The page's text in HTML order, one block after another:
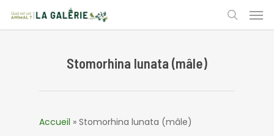
main
search
Stomorhina lunata (mâle)
Accueil » Stomorhina lunata (mâle)